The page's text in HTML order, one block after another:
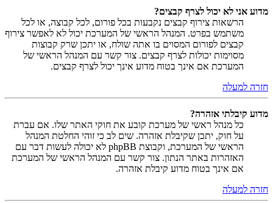
מדוע אני לא יכול לצרף קבצים?
הרשאות צירוף קבצים נקבעות בכל פורום, לכל קבוצה, או לכל
משתמש בפרט. המנהל הראשי של המערכת יכול לא לאפשר צירוף
קבצים לפורום המסוים בו אתה שולח, או יתכן שרק קבוצות
מסוימות יכולות לצרף קבצים. צור קשר עם המנהל הראשי של
המערכת אם אינך בטוח מדוע אינך יכול לצרף קבצים.
חזרה למעלה
מדוע קיבלתי אזהרה?
כל מנהל ראשי של מערכת קובע את חוקי האתר שלו. אם עברת
על חוק, יתכן שקיבלת אזהרה. שים לב כי זוהי החלטת המנהל
הראשי של המערכת, וקבוצת phpBB לא יכולה לעשות דבר עם
האזהרות באתר הנתון. צור קשר עם המנהל הראשי של המערכת
אם אינך בטוח מדוע קיבלת אזהרה.
חזרה למעלה